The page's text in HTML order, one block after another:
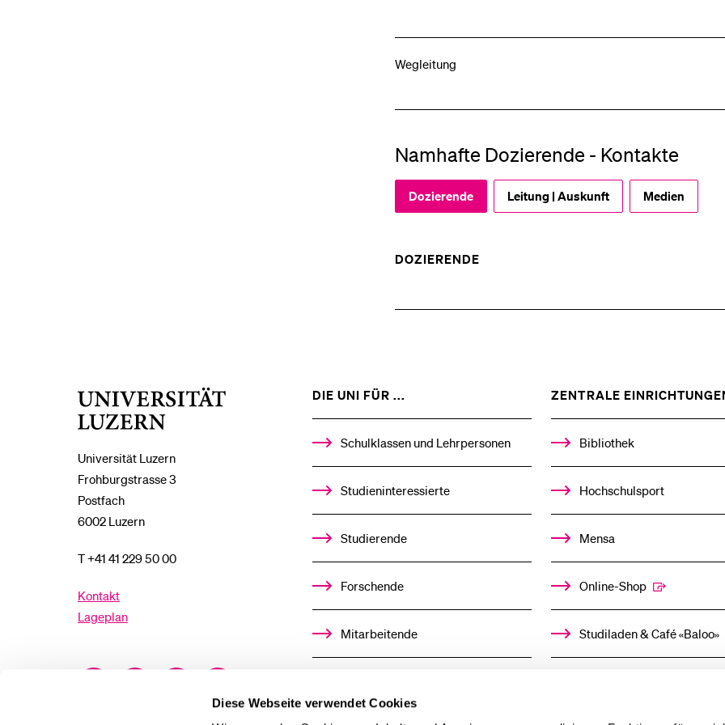
Diese Webseite verwendet Cookies
Wegleitung
Namhafte Dozierende - Kontakte
Dozierende Leitung | Auskunft Medien
DOZIERENDE
Universität Luzern
Frohburgstrasse 3
Postfach
6002 Luzern
T +41 41 229 50 00
Kontakt
Lageplan
DIE UNI FÜR ...
%1$S
UNTERMENÜ
Schulklassen und Lehrpersonen
Studieninteressierte
Studierende
Forschende
Mitarbeitende
ZENTRALE
Bibliothek
Hochschulsport
Mensa
Online-Shop
Studiladen & Café «Baloo»